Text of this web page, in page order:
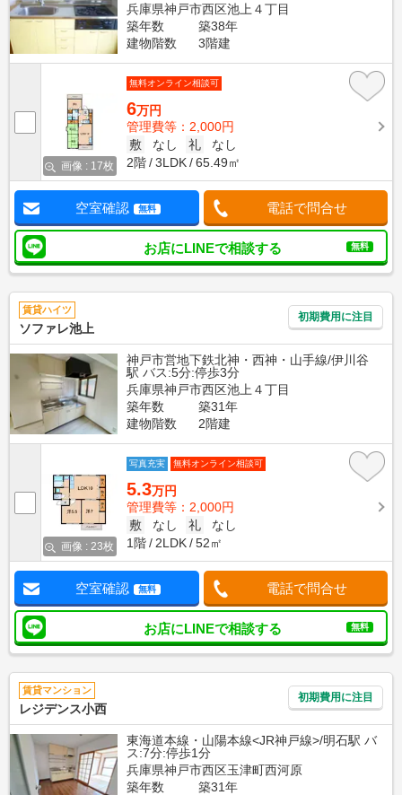
兵庫県神戸市西区池上４丁目
築年数
築38年
建物階数
3階建
画像 : 17枚
無料オンライン相談可
6万円
管理費等：2,000円
敷
なし 礼
なし
2階
3LDK 65.49㎡
空室確認 無料 電話で問合せ
お店にLINEで相談する 無料
賃貸ハイツ
ソファレ池上
初期費用に注目
神戸市営地下鉄北神・西神・山手線/伊川谷
駅 バス:5分:停歩3分
兵庫県神戸市西区池上４丁目
築年数
築31年
建物階数
2階建
画像 : 23枚
写真充実 無料オンライン相談可
5.3万円
管理費等：2,000円
敷
なし 礼
なし
1階
2LDK 52㎡
空室確認 無料 電話で問合せ
お店にLINEで相談する 無料
賃貸マンション
レジデンス小西
初期費用に注目
東海道本線・山陽本線<JR神戸線>/明石駅 バ
ス:7分:停歩1分
兵庫県神戸市西区玉津町西河原
築年数
築31年